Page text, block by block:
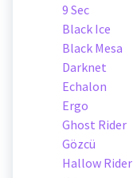
9 Sec
Black Ice
Black Mesa
Darknet
Echalon
Ergo
Ghost Rider
Gözcü
Hallow Rider